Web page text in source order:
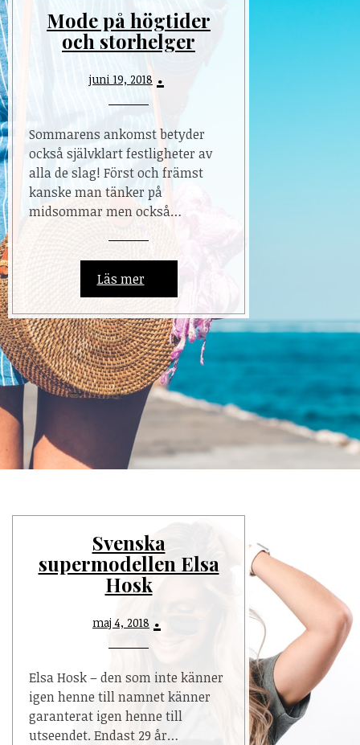
Mode på högtider
och storhelger
juni 19, 2018
Sommarens ankomst betyder
också självklart festligheter av
alla de slag! Först och främst
kanske man tänker på
midsommar men också…
Läs mer
Svenska
supermodellen Elsa
Hosk
maj 4, 2018
Elsa Hosk – den som inte känner
igen henne till namnet känner
garanterat igen henne till
utseendet. Endast 29 år…